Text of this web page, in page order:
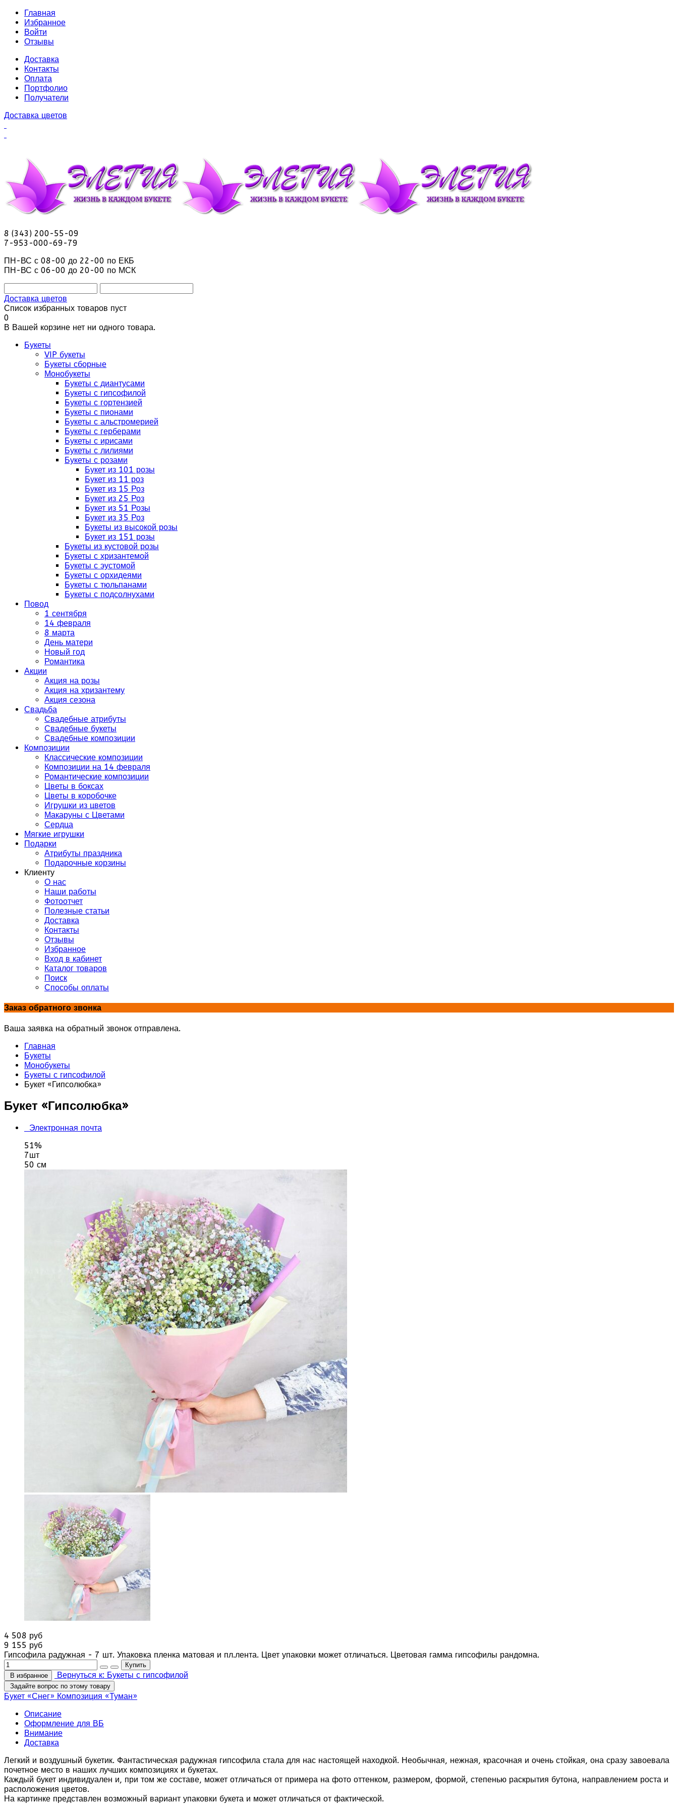
Главная
Избранное
Войти
Отзывы
Доставка
Контакты
Оплата
Портфолио
Получатели
Доставка цветов
8 (343) 200-55-09
7-953-000-69-79
ПН-ВС с 08-00 до 22-00 по ЕКБ
ПН-ВС с 06-00 до 20-00 по МСК
Доставка цветов
Список избранных товаров пуст
0
В Вашей корзине нет ни одного товара.
Букеты
VIP букеты
Букеты сборные
Монобукеты
Букеты с диантусами
Букеты с гипсофилой
Букеты с гортензией
Букеты с пионами
Букеты с альстромерией
Букеты с герберами
Букеты с ирисами
Букеты с лилиями
Букеты с розами
Букет из 101 розы
Букет из 11 роз
Букет из 15 Роз
Букет из 25 Роз
Букет из 51 Розы
Букет из 35 Роз
Букеты из высокой розы
Букет из 151 розы
Букеты из кустовой розы
Букеты с хризантемой
Букеты с эустомой
Букеты с орхидеями
Букеты с тюльпанами
Букеты с подсолнухами
Повод
1 сентября
14 февраля
8 марта
День матери
Новый год
Романтика
Акции
Акция на розы
Акция на хризантему
Акция сезона
Свадьба
Свадебные атрибуты
Свадебные букеты
Свадебные композиции
Композиции
Классические композиции
Композиции на 14 февраля
Романтические композиции
Цветы в боксах
Цветы в коробочке
Игрушки из цветов
Макаруны с Цветами
Сердца
Мягкие игрушки
Подарки
Атрибуты праздника
Подарочные корзины
Клиенту
О нас
Наши работы
Фотоотчет
Полезные статьи
Доставка
Контакты
Отзывы
Избранное
Вход в кабинет
Каталог товаров
Поиск
Способы оплаты
Заказ обратного звонка
Ваша заявка на обратный звонок отправлена.
Главная
Букеты
Монобукеты
Букеты с гипсофилой
Букет «Гипсолюбка»
Букет «Гипсолюбка»
Электронная почта
51%
7шт
50 см
4 508 руб
9 155 руб
Гипсофила радужная - 7 шт. Упаковка пленка матовая и пл.лента. Цвет упаковки может отличаться. Цветовая гамма гипсофилы рандомна.
В избранное Вернуться к: Букеты с гипсофилой
Задайте вопрос по этому товару
Букет «Снег» Композиция «Туман»
Описание
Оформление для ВБ
Внимание
Доставка
Легкий и воздушный букетик. Фантастическая радужная гипсофила стала для нас настоящей находкой. Необычная, нежная, красочная и очень стойкая, она сразу завоевала
почетное место в наших лучших композициях и букетах.
Каждый букет индивидуален и, при том же составе, может отличаться от примера на фото оттенком, размером, формой, степенью раскрытия бутона, направлением роста и
расположения цветов.
На картинке представлен возможный вариант упаковки букета и может отличаться от фактической.